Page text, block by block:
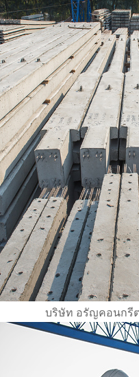
บริษัท อรัญคอนกรีต